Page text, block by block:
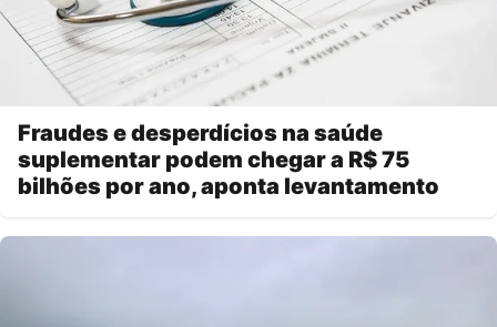
Fraudes e desperdícios na saúde
suplementar podem chegar a R$ 75
bilhões por ano, aponta levantamento